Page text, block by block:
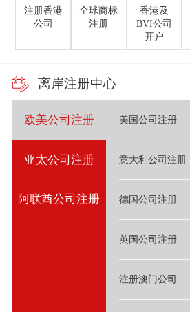
注册香港
公司
全球商标
注册
香港及
BVI公司
开户
离岸注册中心
欧美公司注册
亚太公司注册
阿联酋公司注册
美国公司注册
意大利公司注册
德国公司注册
英国公司注册
注册澳门公司